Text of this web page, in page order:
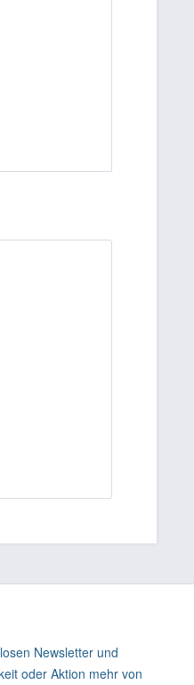
Newsletter und
oder Aktion mehr von